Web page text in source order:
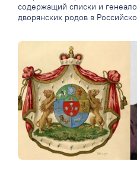
содержащий списки и
дворянских родов в